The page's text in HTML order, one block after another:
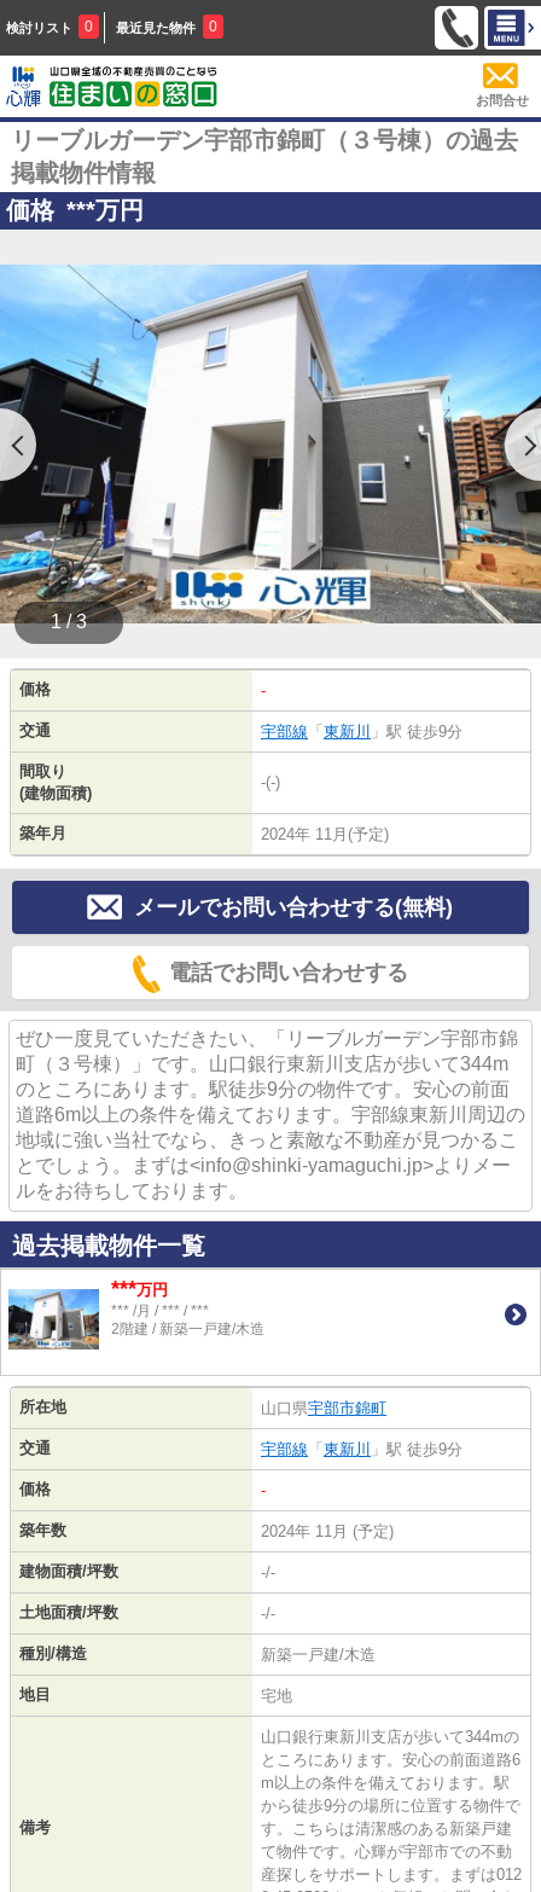
検討リスト 0 最近見た物件 0
お問合せ
リーブルガーデン宇部市錦町（３号棟）の過去
掲載物件情報
価格 ***万円
1 / 3
価格 -
交通 宇部線 「 東新川 」駅 徒歩9分
間取り
(建物面積)
-(-)
築年月 2024年 11月(予定)
メールでお問い合わせする(無料)
電話でお問い合わせする
ぜひ一度見ていただきたい、「リーブルガーデン宇部市錦
町（３号棟）」です。山口銀行東新川支店が歩いて344m
のところにあります。駅徒歩9分の物件です。安心の前面
道路6m以上の条件を備えております。宇部線東新川周辺の
地域に強い当社でなら、きっと素敵な不動産が見つかるこ
とでしょう。まずは<info@shinki-yamaguchi.jp>よりメー
ルをお待ちしております。
過去掲載物件一覧
***万円
*** /月 / *** / ***
2階建 / 新築一戸建/木造
所在地 山口県宇部市錦町
交通 宇部線 「 東新川 」駅 徒歩9分
価格 -
築年数 2024年 11月 (予定)
建物面積/坪数 -/-
土地面積/坪数 -/-
種別/構造 新築一戸建/木造
地目 宅地
備考
山口銀行東新川支店が歩いて344mの
ところにあります。安心の前面道路6
m以上の条件を備えております。駅
から徒歩9分の場所に位置する物件で
す。こちらは清潔感のある新築戸建
て物件です。心輝が宇部市での不動
産探しをサポートします。まずは012